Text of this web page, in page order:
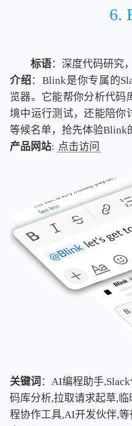
6.
标语：深度代码研究
介绍：Blink是你专属的
览器。它能帮你分析代码
境中运行测试，还能陪你
等候名单，抢先体验Blink
产品网站: 点击访问
关键词 ：AI编程助手
码库分析,拉取请求起草,
程协作工具,AI开发伙伴,